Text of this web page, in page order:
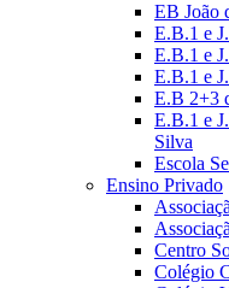
EB João
E.B.1 e
E.B.1 e
E.B.1 e
E.B 2+3
E.B.1 e
Silva
Escola
Ensino Privado
Centro
Colégio